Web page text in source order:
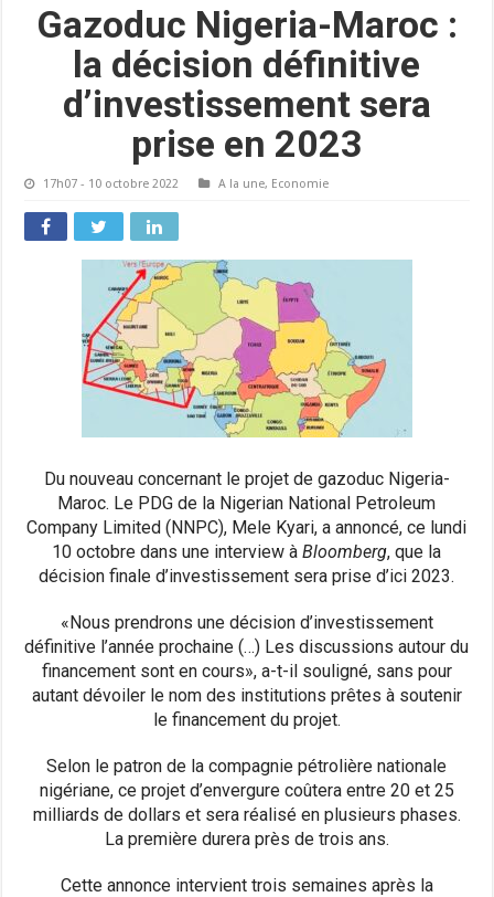
Gazoduc Nigeria-Maroc :
la décision définitive
d’investissement sera
prise en 2023
17h07 - 10 octobre 2022 A la une, Economie
Du nouveau concernant le projet de gazoduc Nigeria-
Maroc. Le PDG de la Nigerian National Petroleum
Company Limited (NNPC), Mele Kyari, a annoncé, ce lundi
10 octobre dans une interview àBloomberg, que la
décision finale d’investissement sera prise d’ici 2023.
«Nous prendrons une décision d’investissement
définitive l’année prochaine (…) Les discussions autour du
financement sont en cours», a-t-il souligné, sans pour
autant dévoiler le nom des institutions prêtes à soutenir
le financement du projet.
Selon le patron de la compagnie pétrolière nationale
nigériane, ce projet d’envergure coûtera entre 20 et 25
milliards de dollars et sera réalisé en plusieurs phases.
La première durera près de trois ans.
Cette annonce intervient trois semaines après la